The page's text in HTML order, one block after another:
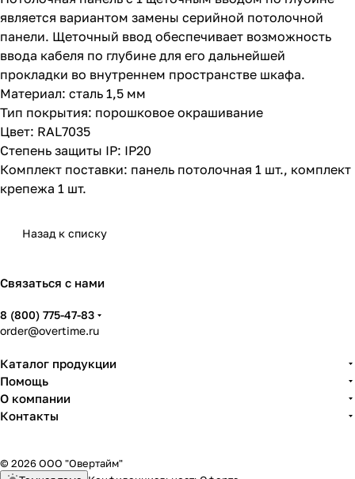
является вариантом замены серийной потолочной
панели. Щеточный ввод обеспечивает возможность
ввода кабеля по глубине для его дальнейшей
прокладки во внутреннем пространстве шкафа.
Материал: сталь 1,5 мм
Тип покрытия: порошковое окрашивание
Цвет: RAL7035
Степень защиты IP: IP20
Комплект поставки: панель потолочная 1 шт., комплект
крепежа 1 шт.
Назад к списку
Связаться с нами
8 (800) 775-47-83
order@overtime.ru
Каталог продукции
Помощь
О компании
Контакты
© 2026 ООО "Овертайм"